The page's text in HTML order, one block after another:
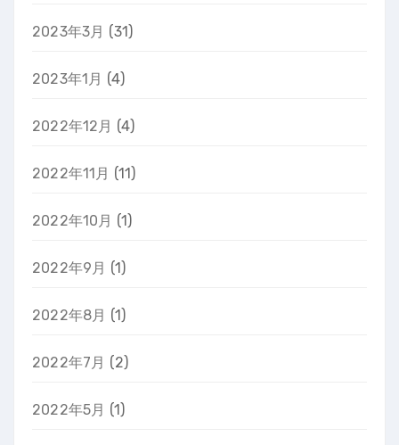
2023年3月 (31)
2023年1月 (4)
2022年12月 (4)
2022年11月 (11)
2022年10月 (1)
2022年9月 (1)
2022年8月 (1)
2022年7月 (2)
2022年5月 (1)